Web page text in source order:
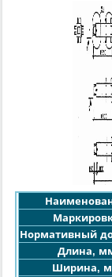
Нормативный
Длина,
Ширина,